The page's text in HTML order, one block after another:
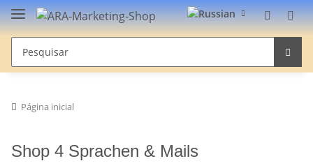
Página inicial
Shop 4 Sprachen & Mails